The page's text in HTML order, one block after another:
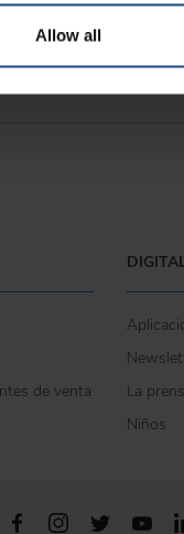
Allow all
de venta
La
Niños